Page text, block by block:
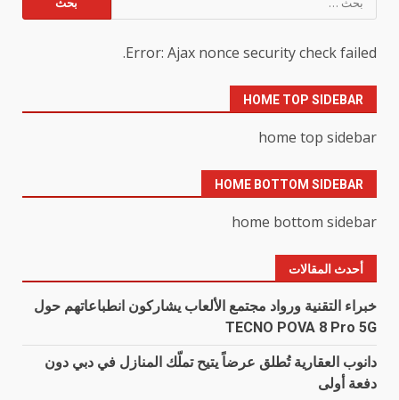
المقالات
عن:
Error: Ajax nonce security check failed.
HOME TOP SIDEBAR
home top sidebar
HOME BOTTOM SIDEBAR
home bottom sidebar
أحدث المقالات
خبراء التقنية ورواد مجتمع الألعاب يشاركون انطباعاتهم حول
TECNO POVA 8 Pro 5G
دانوب العقارية تُطلق عرضاً يتيح تملّك المنازل في دبي دون
دفعة أولى